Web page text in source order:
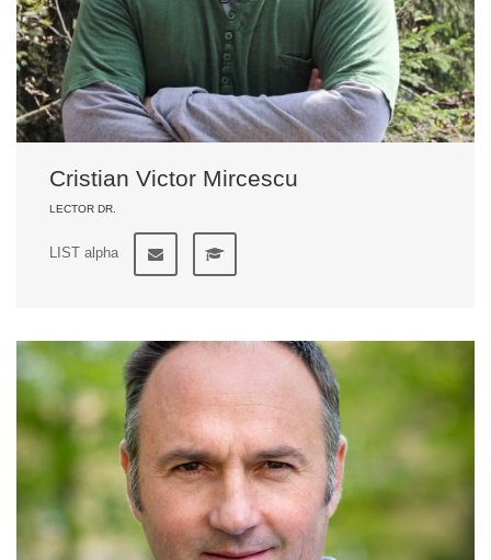
Cristian Victor Mircescu
LECTOR DR.
LIST alpha